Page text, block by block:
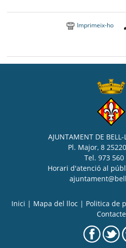
Imprimeix-ho
AJUNTAMENT DE BELL-
Pl. Major, 8
Tel. 973 560
Horari d'atenció al
Inici Mapa del lloc Politica de
Contacte